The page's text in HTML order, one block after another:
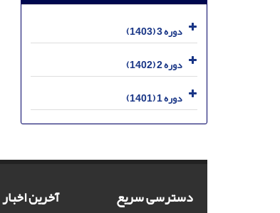
دوره 3 (1403)
دوره 2 (1402)
دوره 1 (1401)
دسترسی سریع آخرین اخبار